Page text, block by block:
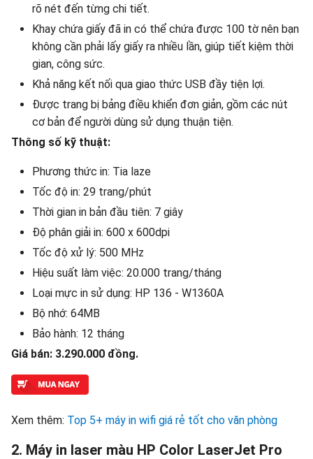
rõ nét đến từng chi tiết.
Khay chứa giấy đã in có thể chứa được 100 tờ nên bạn
không cần phải lấy giấy ra nhiều lần, giúp tiết kiệm thời
gian, công sức.
Khả năng kết nối qua giao thức USB đầy tiện lợi.
Được trang bị bảng điều khiển đơn giản, gồm các nút
cơ bản để người dùng sử dụng thuận tiện.
Thông số kỹ thuật:
Phương thức in: Tia laze
Tốc độ in: 29 trang/phút
Thời gian in bản đầu tiên: 7 giây
Độ phân giải in: 600 x 600dpi
Tốc độ xử lý: 500 MHz
Hiệu suất làm việc: 20.000 trang/tháng
Loại mực in sử dụng: HP 136 - W1360A
Bộ nhớ: 64MB
Bảo hành: 12 tháng
Giá bán: 3.290.000 đồng.
Xem thêm: Top 5+ máy in wifi giá rẻ tốt cho văn phòng
2. Máy in laser màu HP Color LaserJet Pro